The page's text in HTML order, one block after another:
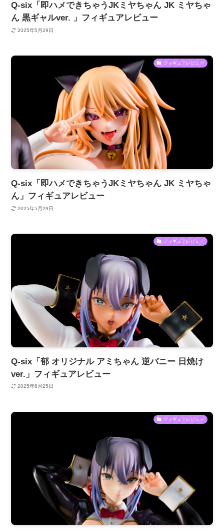
Q-six「即ハメできちゃうJKミヤちゃん JK ミヤちゃ
ん 黒ギャルver. 」フィギュアレビュー
2025年5月29日
フィギュアレビュー
Q-six「即ハメできちゃうJKミヤちゃん JK ミヤちゃ
ん」フィギュアレビュー
2025年5月29日
フィギュアレビュー
Q-six「郁 オリジナル アミちゃん 逆バニー 日焼け
ver.」フィギュアレビュー
2025年6月25日
フィギュアレビュー